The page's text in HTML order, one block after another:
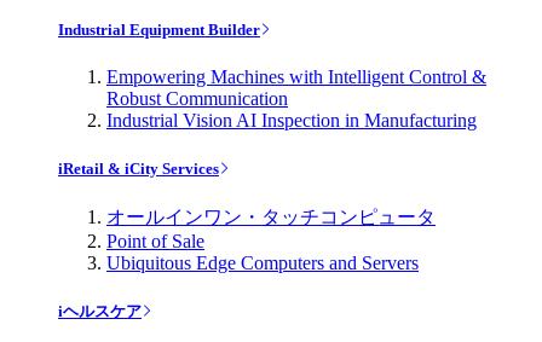
Industrial Equipment Builder
Empowering Machines with Intelligent Control &
Robust Communication
Industrial Vision AI Inspection in Manufacturing
iRetail & iCity Services
オールインワン・タッチコンピュータ
Point of Sale
Ubiquitous Edge Computers and Servers
iヘルスケア